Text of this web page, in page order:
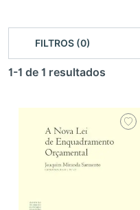
FILTROS (0)
1-1 de 1 resultados